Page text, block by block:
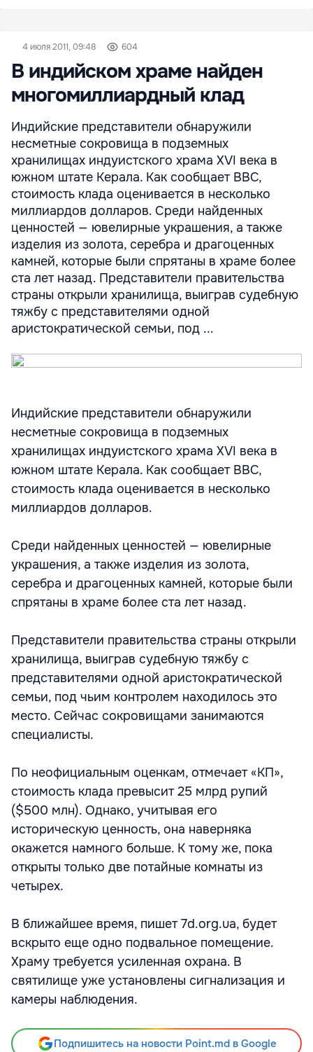
4 июля 2011, 09:48 604
В индийском храме найден
многомиллиардный клад
Индийские представители обнаружили
несметные сокровища в подземных
хранилищах индуистского храма XVI века в
южном штате Керала. Как сообщает BBC,
стоимость клада оценивается в несколько
миллиардов долларов. Среди найденных
ценностей — ювелирные украшения, а также
изделия из золота, серебра и драгоценных
камней, которые были спрятаны в храме более
ста лет назад. Представители правительства
страны открыли хранилища, выиграв судебную
тяжбу с представителями одной
аристократической семьи, под ...
Индийские представители обнаружили
несметные сокровища в подземных
хранилищах индуистского храма XVI века в
южном штате Керала. Как сообщает BBC,
стоимость клада оценивается в несколько
миллиардов долларов.
Среди найденных ценностей — ювелирные
украшения, а также изделия из золота,
серебра и драгоценных камней, которые были
спрятаны в храме более ста лет назад.
Представители правительства страны открыли
хранилища, выиграв судебную тяжбу с
представителями одной аристократической
семьи, под чьим контролем находилось это
место. Сейчас сокровищами занимаются
специалисты.
По неофициальным оценкам, отмечает «КП»,
стоимость клада превысит 25 млрд рупий
($500 млн). Однако, учитывая его
историческую ценность, она наверняка
окажется намного больше. К тому же, пока
открыты только две потайные комнаты из
четырех.
В ближайшее время, пишет 7d.org.ua, будет
вскрыто еще одно подвальное помещение.
Храму требуется усиленная охрана. В
святилище уже установлены сигнализация и
камеры наблюдения.
Подпишитесь на новости Point.md в Google